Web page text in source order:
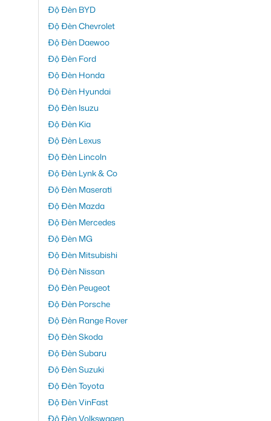
Độ Đèn BYD
Độ Đèn Chevrolet
Độ Đèn Daewoo
Độ Đèn Ford
Độ Đèn Honda
Độ Đèn Hyundai
Độ Đèn Isuzu
Độ Đèn Kia
Độ Đèn Lexus
Độ Đèn Lincoln
Độ Đèn Lynk & Co
Độ Đèn Maserati
Độ Đèn Mazda
Độ Đèn Mercedes
Độ Đèn MG
Độ Đèn Mitsubishi
Độ Đèn Nissan
Độ Đèn Peugeot
Độ Đèn Porsche
Độ Đèn Range Rover
Độ Đèn Skoda
Độ Đèn Subaru
Độ Đèn Suzuki
Độ Đèn Toyota
Độ Đèn VinFast
Độ Đèn Volkswagen